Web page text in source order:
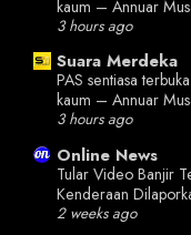
kaum – Annuar
3 hours ago
Suara Merdeka
PAS sentiasa
kaum – Annuar
3 hours ago
Online News
Tular Video Banjir
Kenderaan
2 weeks ago